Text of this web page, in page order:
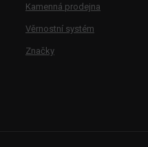
Kamenná prodejna
Věrnostní systém
Značky